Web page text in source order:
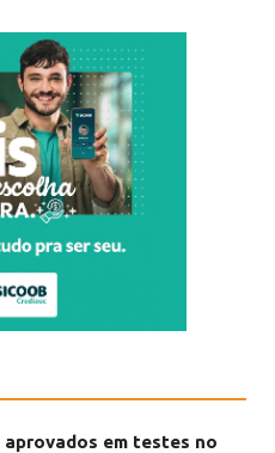
aprovados em testes no